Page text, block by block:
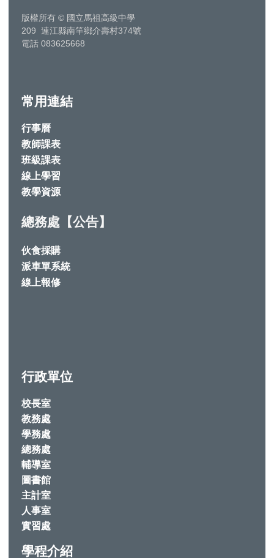
版權所有 © 國立馬祖高級中學
209 連江縣南竿鄉介壽村374號
電話 083625668
常用連結
行事曆
教師課表
班級課表
線上學習
教學資源
總務處【公告】
伙食採購
派車單系統
線上報修
行政單位
校長室
教務處
學務處
總務處
輔導室
圖書館
主計室
人事室
實習處
學程介紹